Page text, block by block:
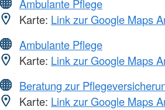
Ambulante Pflege
Karte: Link zur Google Maps
Ambulante Pflege
Karte: Link zur Google Maps
Beratung zur
Karte: Link zur Google Maps